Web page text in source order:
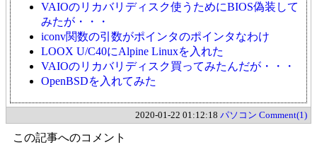
VAIOのリカバリディスク使うためにBIOS偽装して
みたが・・・
iconv関数の引数がポインタのポインタなわけ
LOOX U/C40にAlpine Linuxを入れた
VAIOのリカバリディスク買ってみたんだが・・・
OpenBSDを入れてみた
2020-01-22 01:12:18 パソコン Comment(1)
この記事へのコメント